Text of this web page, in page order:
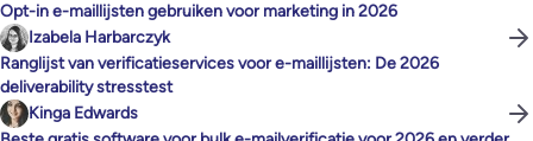
Opt-in e-maillijsten gebruiken voor marketing in 2026
Izabela Harbarczyk
Ranglijst van verificatieservices voor e-maillijsten: De 2026
deliverability stresstest
Kinga Edwards